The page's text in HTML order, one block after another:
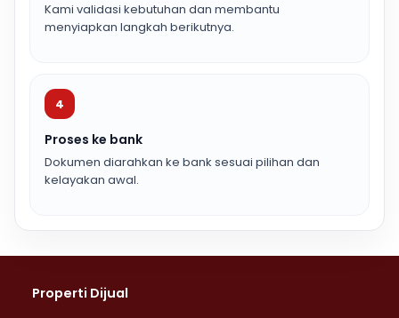
Kami validasi kebutuhan dan membantu
menyiapkan langkah berikutnya.
4
Proses ke bank
Dokumen diarahkan ke bank sesuai pilihan dan
kelayakan awal.
Properti Dijual